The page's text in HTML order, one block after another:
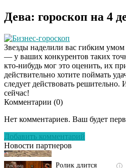
Дева: гороскоп на 4
Бизнес-гороскоп
Звезды наделили вас гибким умом
— у ваших конкурентов таких
кто-нибудь мог это оценить, их
действительно хотите поймать
следует действовать решительно.
сейчас!
Комментарии (0)
Нет комментариев. Ваш будет
Добавить комментарий
Новости партнеров
Скрытая камера на
люди вытворяют, когда
несколько секунд, а